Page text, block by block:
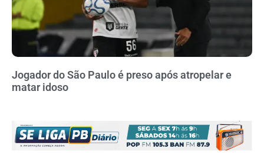
Jogador do São Paulo é preso após atropelar e
matar idoso